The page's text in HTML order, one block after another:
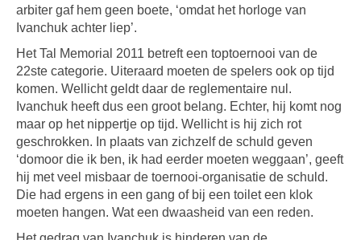
arbiter gaf hem geen boete, ‘omdat het horloge van
Ivanchuk achter liep’.
Het Tal Memorial 2011 betreft een toptoernooi van de
22ste categorie. Uiteraard moeten de spelers ook op tijd
komen. Wellicht geldt daar de reglementaire nul.
Ivanchuk heeft dus een groot belang. Echter, hij komt nog
maar op het nippertje op tijd. Wellicht is hij zich rot
geschrokken. In plaats van zichzelf de schuld geven
‘domoor die ik ben, ik had eerder moeten weggaan’, geeft
hij met veel misbaar de toernooi-organisatie de schuld.
Die had ergens in een gang of bij een toilet een klok
moeten hangen. Wat een dwaasheid van een reden.